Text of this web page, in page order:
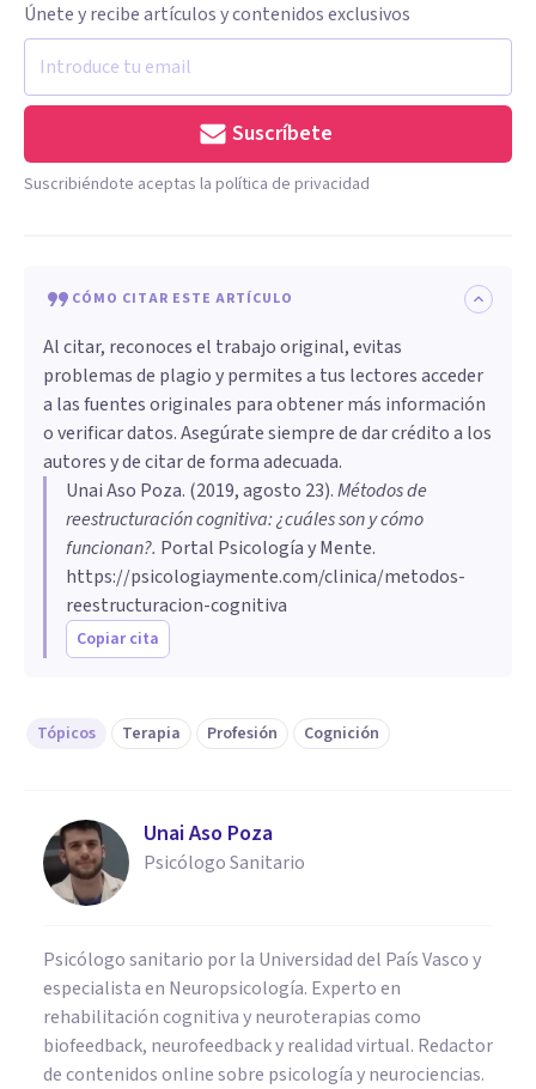
Únete y recibe artículos y contenidos exclusivos
Suscríbete
Suscribiéndote aceptas la política de privacidad
CÓMO CITAR ESTE ARTÍCULO
Al citar, reconoces el trabajo original, evitas
problemas de plagio y permites a tus lectores acceder
a las fuentes originales para obtener más información
o verificar datos. Asegúrate siempre de dar crédito a los
autores y de citar de forma adecuada.
Unai Aso Poza. (2019, agosto 23).Métodos de
reestructuración cognitiva: ¿cuáles son y cómo
funcionan?. Portal Psicología y Mente.
https://psicologiaymente.com/clinica/metodos-
reestructuracion-cognitiva
Copiar cita
Tópicos Terapia Profesión Cognición
Unai Aso Poza
Psicólogo Sanitario
Psicólogo sanitario por la Universidad del País Vasco y
especialista en Neuropsicología. Experto en
rehabilitación cognitiva y neuroterapias como
biofeedback, neurofeedback y realidad virtual. Redactor
de contenidos online sobre psicología y neurociencias.